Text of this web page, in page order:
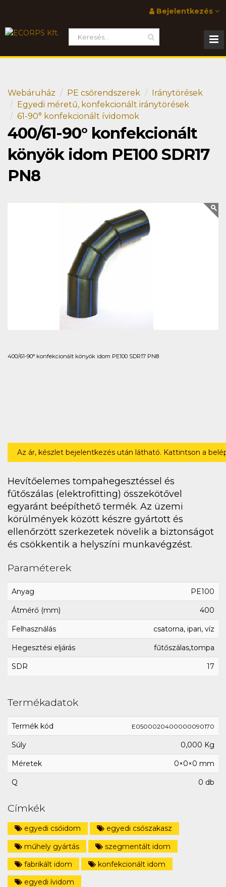
Bejelentkezés
Webáruház PE csőrendszerek
Iránytörések
Egyedi méretű, konfekcionált iránytörések
61-90° konfekcionált ívidomok
400/61-90° konfekcionált
könyök idom PE100 SDR17
PN8
400/61-90° konfekcionált könyök idom PE100 SDR17 PN8
Az ár, készlet bejelentkezés után látható. Kattintson a
Hevítőelemes tompahegesztéssel és
fűtőszálas (elektrofitting) összekötővel
egyaránt beépíthető termék. Az üzemi
körülmények között készre gyártott és
ellenőrzött szerkezetek növelik a biztonságot
és csökkentik a helyszíni munkavégzést.
Paraméterek
Anyag PE100
Átmérő (mm) 400
Felhasználás csatorna, ipari, víz
Hegesztési eljárás fűtőszálas,tompa
SDR 17
Termékadatok
Termék kód E0500020400000090170
Súly 0,000 Kg
Méretek 0×0×0 mm
Q 0 db
Címkék
egyedi csőidom
egyedi csőszakasz
műhely gyártás
szegmentált idom
fabrikált idom
konfekcionált idom
egyedi ívidom